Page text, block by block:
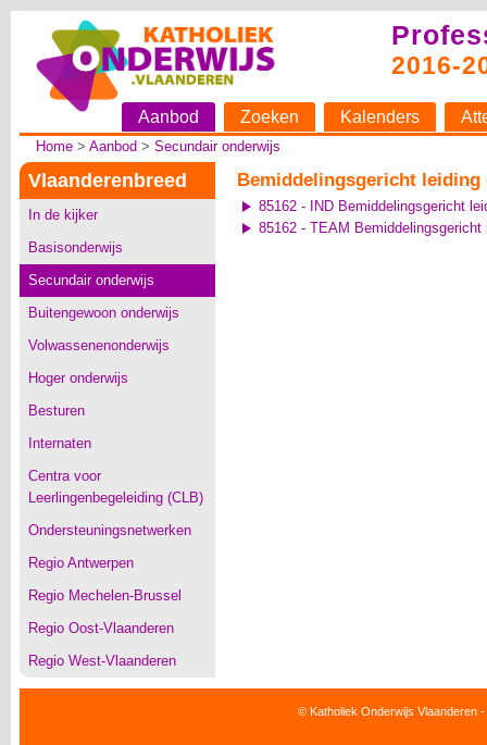
2016-
Aanbod Zoeken Kalenders
Home> Aanbod > Secundair onderwijs
Vlaanderenbreed
In de kijker
Basisonderwijs
Secundair onderwijs
Buitengewoon onderwijs
Volwassenenonderwijs
Hoger onderwijs
Besturen
Internaten
Centra voor
Leerlingenbegeleiding (CLB)
Ondersteuningsnetwerken
Regio Antwerpen
Regio Mechelen-Brussel
Regio Oost-Vlaanderen
Regio West-Vlaanderen
Bemiddelingsgericht leiding
85162 - IND Bemiddelingsgericht
85162 - TEAM Bemiddelingsgericht
© Katholiek Onderwijs Vlaanderen